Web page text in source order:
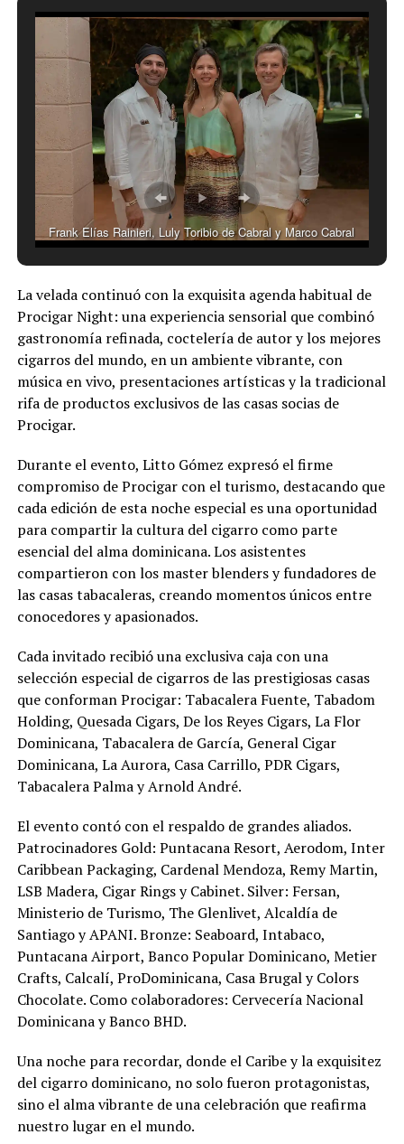
Frank Elías Rainieri, Luly Toribio de Cabral y Marco Cabral
La velada continuó con la exquisita agenda habitual de
Procigar Night: una experiencia sensorial que combinó
gastronomía refinada, coctelería de autor y los mejores
cigarros del mundo, en un ambiente vibrante, con
música en vivo, presentaciones artísticas y la tradicional
rifa de productos exclusivos de las casas socias de
Procigar.
Durante el evento, Litto Gómez expresó el firme
compromiso de Procigar con el turismo, destacando que
cada edición de esta noche especial es una oportunidad
para compartir la cultura del cigarro como parte
esencial del alma dominicana. Los asistentes
compartieron con los master blenders y fundadores de
las casas tabacaleras, creando momentos únicos entre
conocedores y apasionados.
Cada invitado recibió una exclusiva caja con una
selección especial de cigarros de las prestigiosas casas
que conforman Procigar: Tabacalera Fuente, Tabadom
Holding, Quesada Cigars, De los Reyes Cigars, La Flor
Dominicana, Tabacalera de García, General Cigar
Dominicana, La Aurora, Casa Carrillo, PDR Cigars,
Tabacalera Palma y Arnold André.
El evento contó con el respaldo de grandes aliados.
Patrocinadores Gold: Puntacana Resort, Aerodom, Inter
Caribbean Packaging, Cardenal Mendoza, Remy Martin,
LSB Madera, Cigar Rings y Cabinet. Silver: Fersan,
Ministerio de Turismo, The Glenlivet, Alcaldía de
Santiago y APANI. Bronze: Seaboard, Intabaco,
Puntacana Airport, Banco Popular Dominicano, Metier
Crafts, Calcalí, ProDominicana, Casa Brugal y Colors
Chocolate. Como colaboradores: Cervecería Nacional
Dominicana y Banco BHD.
Una noche para recordar, donde el Caribe y la exquisitez
del cigarro dominicano, no solo fueron protagonistas,
sino el alma vibrante de una celebración que reafirma
nuestro lugar en el mundo.